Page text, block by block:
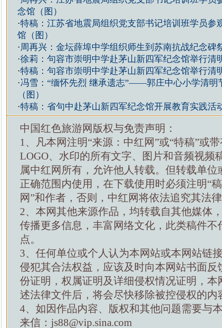
念馆（图）
·特稿：江苏省地震局组织党支部书记培训班学员参
馆（图）
· 周再兴：金坛薛埠中学组织师生到苏南抗战纪念碑
·徐莉：句容市崇明中学赴茅山新四军纪念馆举行清
·特稿：句容市崇明中学赴茅山新四军纪念馆举行清
·冯雪：“缅怀先烈 继承遗志”——郭庄中心小学清明
（图）
·特稿：省句中赴茅山新四军纪念馆开展教育实践活
中国红色旅游网版权与免责声明：
1、凡本网注明“来源：中红网”或“特稿”或
LOGO、水印的所有文字、图片和音频视频
属中红网所有，允许他人转载。但转载单位
正确范围内使用，在下载使用时必须注明“
网”和作者，否则，中红网将依法追究其法
2、本网其他来源作品，均转载自其他媒体
传播更多信息，丰富网络文化，此类稿件不
点。
3、任何单位或个人认为本网站或本网站链
侵犯其合法权益，应该及时向本网站书面反
份证明，权属证明及详细侵权情况证明，本
述法律文件后，将会尽快移除被控侵权的内
4、如因作品内容、版权和其他问题需要与
来信：js88@vip.sina.com